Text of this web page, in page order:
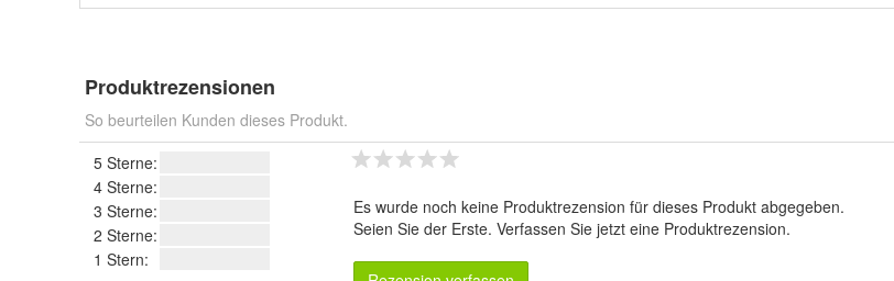
Produktrezensionen
So beurteilen Kunden dieses Produkt.
5 Sterne:
4 Sterne:
3 Sterne:
2 Sterne:
1 Stern:
Es wurde noch keine Produktrezension für dieses Produkt abgegeben.
Seien Sie der Erste. Verfassen Sie jetzt eine Produktrezension.